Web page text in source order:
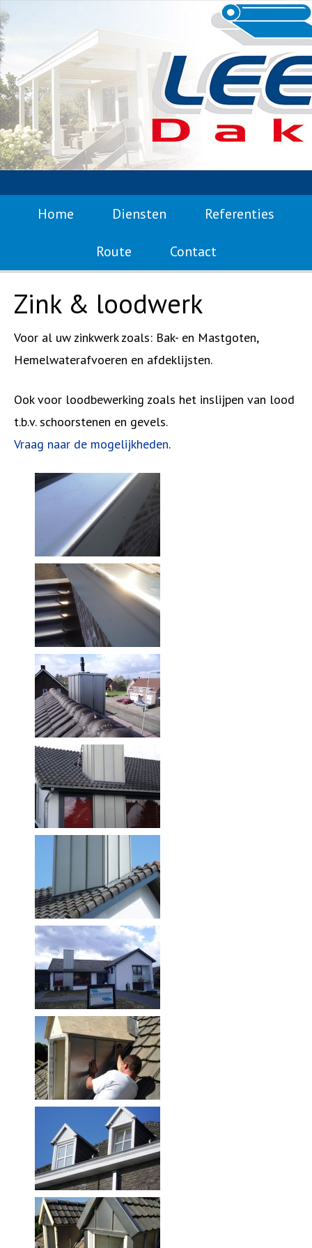
Home Diensten Referenties
Route Contact
Zink & loodwerk
Voor al uw zinkwerk zoals: Bak- en Mastgoten,
Hemelwaterafvoeren en afdeklijsten.
Ook voor loodbewerking zoals het inslijpen van lood
t.b.v. schoorstenen en gevels.
Vraag naar de mogelijkheden.